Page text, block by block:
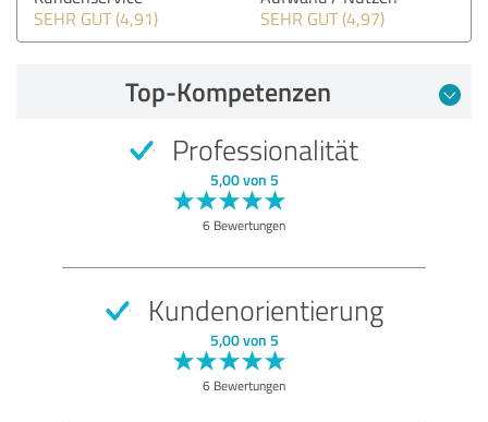
SEHR GUT (4,91)
SEHR GUT (4,97)
Top-Kompetenzen
Professionalität
5,00 von 5
6 Bewertungen
Kundenorientierung
5,00 von 5
6 Bewertungen